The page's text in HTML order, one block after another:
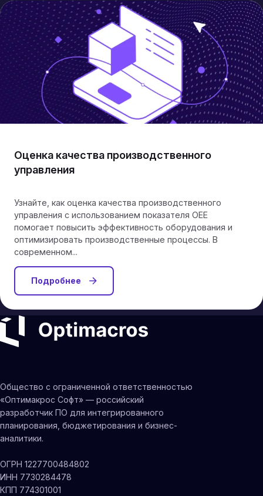
Оценка качества производственного
управления
Узнайте, как оценка качества производственного
управления с использованием показателя OEE
помогает повысить эффективность оборудования и
оптимизировать производственные процессы. В
современном...
Подробнее
Общество с ограниченной ответственностью
«Оптимакрос Софт» — российский
разработчик ПО для интегрированного
планирования, бюджетирования и бизнес-
аналитики.
ОГРН 1227700484802
ИНН 7730284478
КПП 774301001